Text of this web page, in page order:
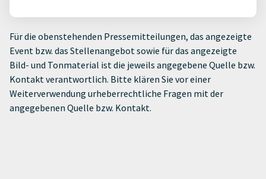
Für die obenstehenden Pressemitteilungen, das angezeigte
Event bzw. das Stellenangebot sowie für das angezeigte
Bild- und Tonmaterial ist die jeweils angegebene Quelle bzw.
Kontakt verantwortlich. Bitte klären Sie vor einer
Weiterverwendung urheberrechtliche Fragen mit der
angegebenen Quelle bzw. Kontakt.